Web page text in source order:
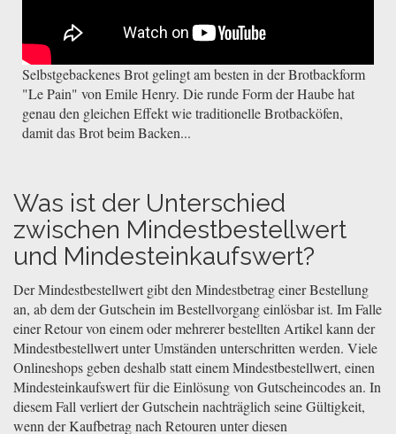
Selbstgebackenes Brot gelingt am besten in der Brotbackform
"Le Pain" von Emile Henry. Die runde Form der Haube hat
genau den gleichen Effekt wie traditionelle Brotbacköfen,
damit das Brot beim Backen...
Was ist der Unterschied
zwischen Mindestbestellwert
und Mindesteinkaufswert?
Der Mindestbestellwert gibt den Mindestbetrag einer Bestellung
an, ab dem der Gutschein im Bestellvorgang einlösbar ist. Im Falle
einer Retour von einem oder mehrerer bestellten Artikel kann der
Mindestbestellwert unter Umständen unterschritten werden. Viele
Onlineshops geben deshalb statt einem Mindestbestellwert, einen
Mindesteinkaufswert für die Einlösung von Gutscheincodes an. In
diesem Fall verliert der Gutschein nachträglich seine Gültigkeit,
wenn der Kaufbetrag nach Retouren unter diesen